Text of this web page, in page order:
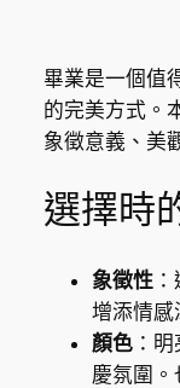
畢業是一個值
的完美方式。
象徵意義、美
選擇時
象徵性：
增添情感
顏色：明
慶氛圍